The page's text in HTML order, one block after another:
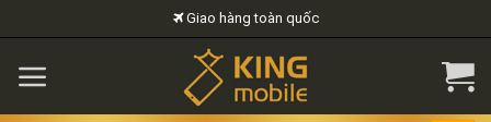
to
content
Giao hàng toàn quốc